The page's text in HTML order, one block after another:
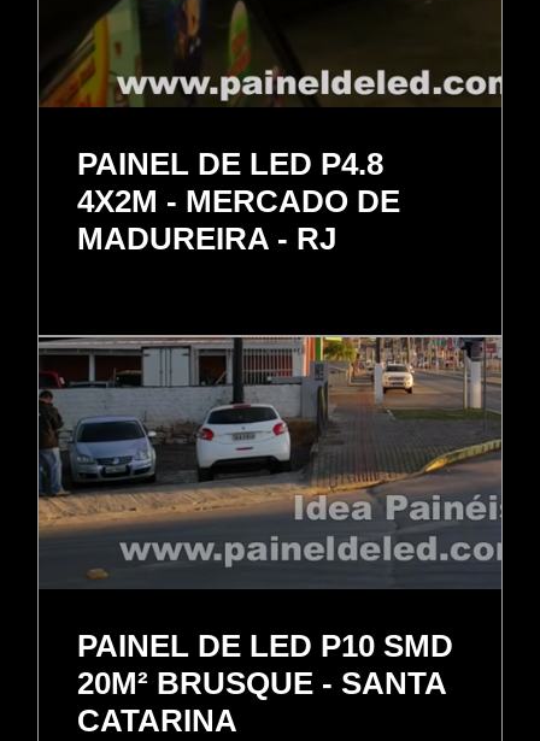
PAINEL DE LED P4.8
4X2M - MERCADO DE
MADUREIRA - RJ
PAINEL DE LED P10 SMD
20M² BRUSQUE - SANTA
CATARINA